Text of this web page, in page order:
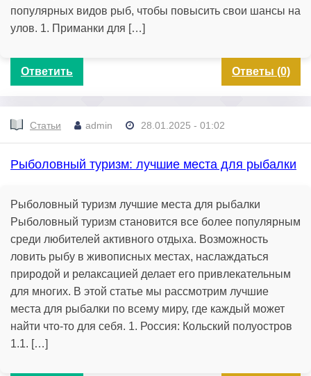
популярных видов рыб, чтобы повысить свои шансы на
улов. 1. Приманки для […]
Ответить Ответы (0)
Статьи admin 28.01.2025 - 01:02
Рыболовный туризм: лучшие места для рыбалки
Рыболовный туризм лучшие места для рыбалки
Рыболовный туризм становится все более популярным
среди любителей активного отдыха. Возможность
ловить рыбу в живописных местах, наслаждаться
природой и релаксацией делает его привлекательным
для многих. В этой статье мы рассмотрим лучшие
места для рыбалки по всему миру, где каждый может
найти что-то для себя. 1. Россия: Кольский полуостров
1.1. […]